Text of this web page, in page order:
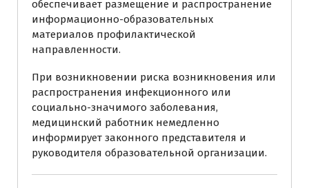
обеспечивает размещение и распространение
информационно-образовательных
материалов профилактической
направленности.
При возникновении риска возникновения или
распространения инфекционного или
социально-значимого заболевания,
медицинский работник немедленно
информирует законного представителя и
руководителя образовательной организации.